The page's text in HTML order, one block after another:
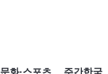
문화·스포츠 주간한국